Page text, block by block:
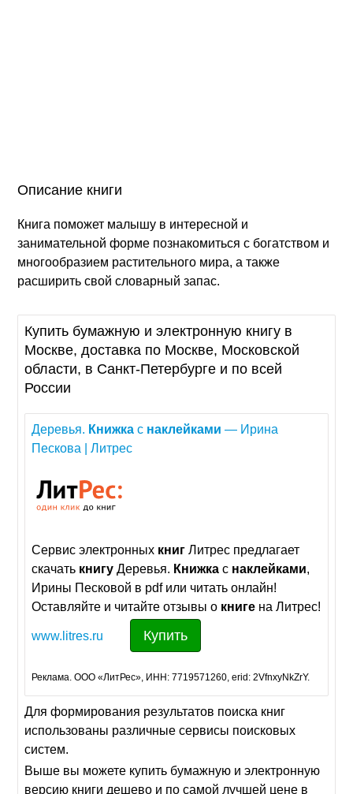
Описание книги
Книга поможет малышу в интересной и
занимательной форме познакомиться с богатством и
многообразием растительного мира, а также
расширить свой словарный запас.
Купить бумажную и электронную книгу в
Москве, доставка по Москве, Московской
области, в Санкт-Петербурге и по всей
России
Деревья. Книжка с наклейками — Ирина
Пескова | Литрес
Сервис электронных книг Литрес предлагает
скачать книгу Деревья. Книжка с наклейками,
Ирины Песковой в pdf или читать онлайн!
Оставляйте и читайте отзывы о книге на Литрес!
www.litres.ru Купить
Реклама. ООО «ЛитРес», ИНН: 7719571260, erid: 2VfnxyNkZrY.
Для формирования результатов поиска книг
использованы различные сервисы поисковых
систем.
Выше вы можете купить бумажную и электронную
версию книги дешево и по самой лучшей цене в